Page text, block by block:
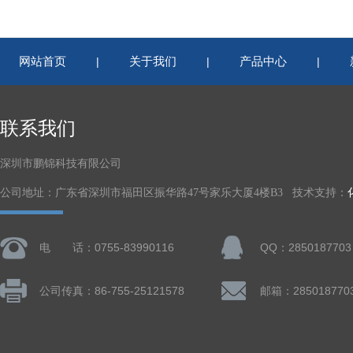
网站首页 | 关于我们 | 产品中心 |
联系我们
深圳市鹏锦科技有限公司
公司地址：广东省深圳市福田区振华路47号家乐大厦4楼B3 技术支持：
电 话：0755-83990116 QQ：2850187703
公司传真：86-755-25121578 邮箱：